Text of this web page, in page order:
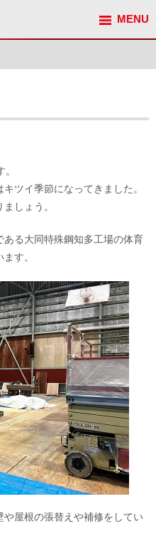
MENU
ツイ季節になってきました。
しょう。
る大同特殊鋼知多工場の体育
す。
屋根の張替えや補修をしてい